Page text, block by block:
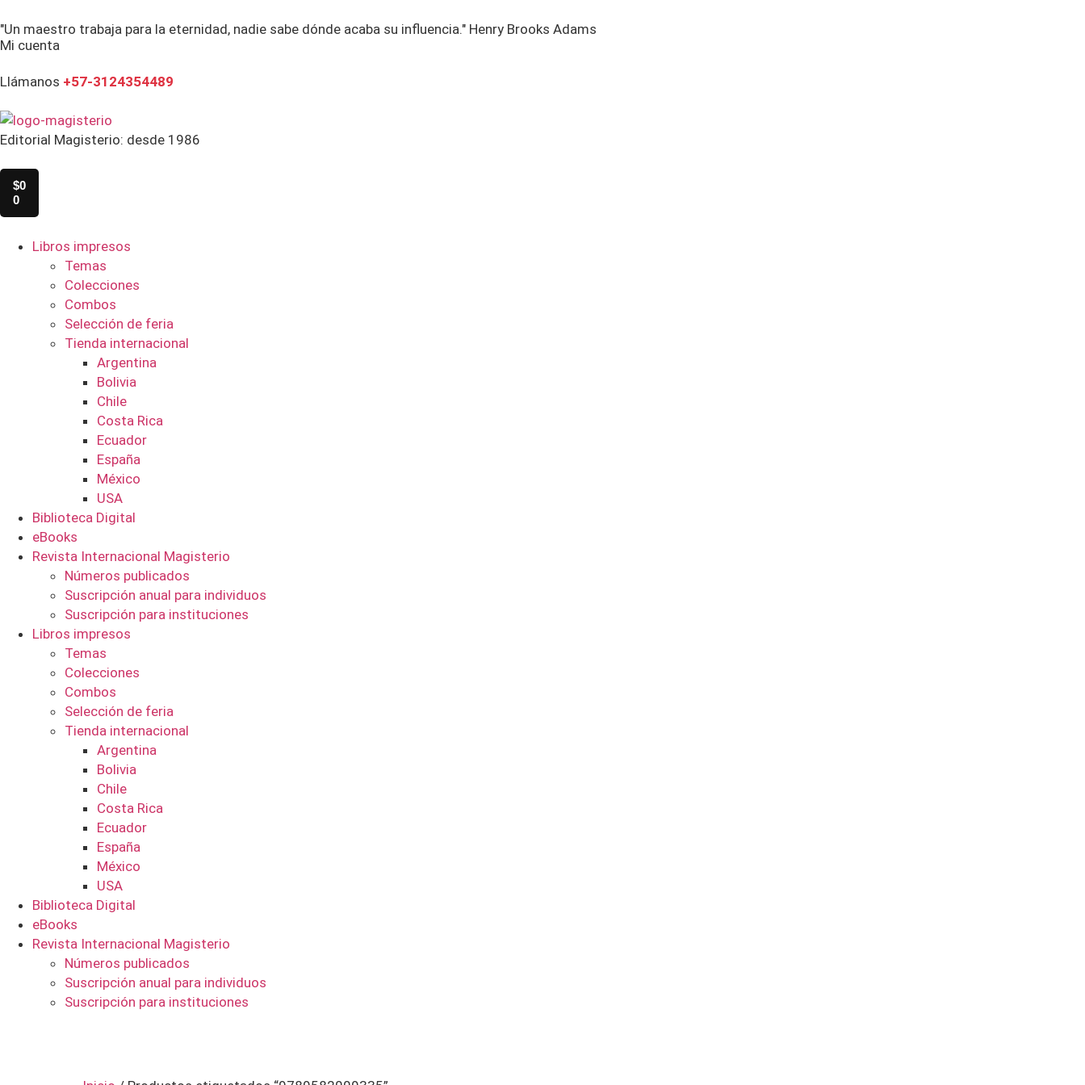
"Un maestro trabaja para la eternidad, nadie sabe dónde acaba su influencia." Henry Brooks Adams
Mi cuenta
Llámanos +57-3124354489
Editorial Magisterio: desde 1986
$0
0
Libros impresos
Temas
Colecciones
Combos
Selección de feria
Tienda internacional
Argentina
Bolivia
Chile
Costa Rica
Ecuador
España
México
USA
Biblioteca Digital
eBooks
Revista Internacional Magisterio
Números publicados
Suscripción anual para individuos
Suscripción para instituciones
Libros impresos
Temas
Colecciones
Combos
Selección de feria
Tienda internacional
Argentina
Bolivia
Chile
Costa Rica
Ecuador
España
México
USA
Biblioteca Digital
eBooks
Revista Internacional Magisterio
Números publicados
Suscripción anual para individuos
Suscripción para instituciones